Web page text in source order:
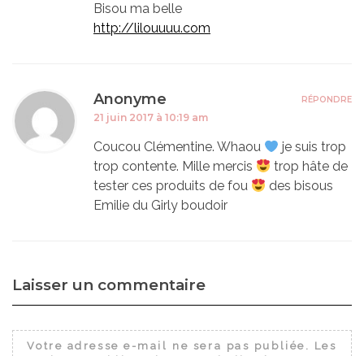
Bisou ma belle
http://lilouuuu.com
Anonyme
21 juin 2017 à 10:19 am
Coucou Clémentine. Whaou
je suis trop
trop contente. Mille mercis
trop hâte de
tester ces produits de fou
des bisous
Emilie du Girly boudoir
RÉPONDRE
Laisser un commentaire
Votre adresse e-mail ne sera pas publiée. Les